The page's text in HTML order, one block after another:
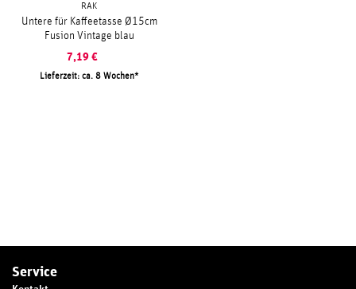
RAK
Untere für Kaffeetasse Ø15cm
Fusion Vintage blau
7,19 €
Lieferzeit: ca. 8 Wochen
Service